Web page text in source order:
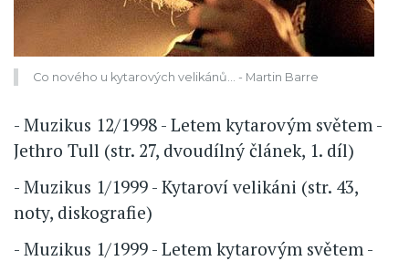
Co nového u kytarových ­velikánů... - Martin Barre
- Muzikus 12/1998 - Letem kytarovým světem -
Jethro Tull (str. 27, dvoudílný článek, 1. díl)
- Muzikus 1/1999 - Kytaroví velikáni (str. 43,
noty, diskografie)
- Muzikus 1/1999 - Letem kytarovým světem -